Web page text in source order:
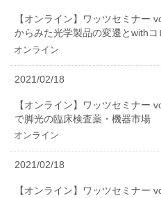
【オンライン】ワッツセミナー
からみた光学製品の変遷とwith
オンライン
2021/02/18
【オンライン】ワッツセミナー
で脚光の臨床検査薬・機器市場
オンライン
2021/02/18
【オンライン】ワッツセミナー